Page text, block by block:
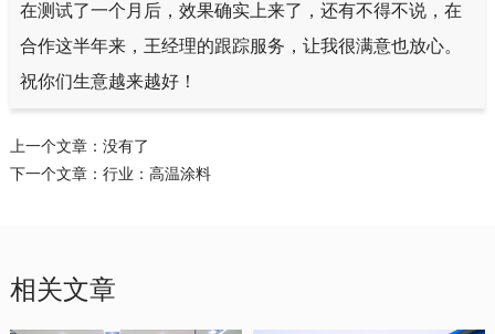
在测试了一个月后，效果确实上来了，还有不得不说，在
合作这半年来，王经理的跟踪服务，让我很满意也放心。
祝你们生意越来越好！
上一个文章：没有了
下一个文章： 行业：高温涂料
相关文章